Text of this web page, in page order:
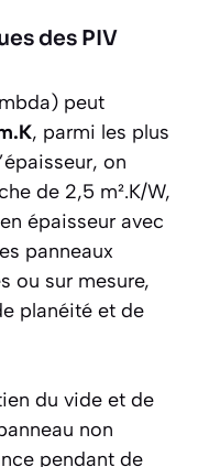
des PIV
peut
, parmi les plus
on
de 2,5 m².K/W,
épaisseur avec
panneaux
ou sur mesure,
planéité et de
du vide et de
non
pendant de